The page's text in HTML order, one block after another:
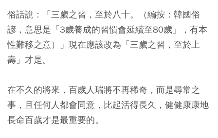
俗話說：「三歲之習，至於八十。（編按：韓國俗
諺，意思是「3歲養成的習慣會延續至80歲」，有本
性難移之意）」現在應該改為「三歲之習，至於上
壽」才是。
在不久的將來，百歲人瑞將不再稀奇，而是尋常之
事，且任何人都會同意，比起活得長久，健健康康地
長命百歲才是最重要的。